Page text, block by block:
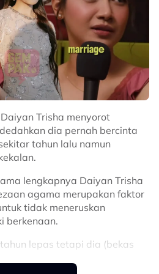
Trisha menyorot
dia pernah bercinta
tahun lalu namun
lengkapnya Daiyan Trisha
agama merupakan faktor
tidak meneruskan
berkenaan.
lepas tetapi dia (bekas